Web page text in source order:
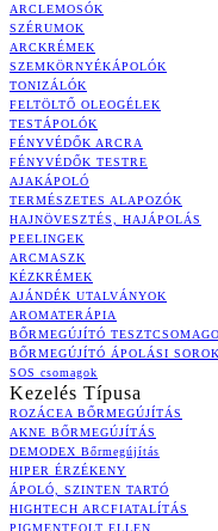
ARCLEMOSÓK
SZÉRUMOK
ARCKRÉMEK
SZEMKÖRNYÉKÁPOLÓK
TONIZÁLÓK
FELTÖLTŐ OLEOGÉLEK
TESTÁPOLÓK
FÉNYVÉDŐK ARCRA
FÉNYVÉDŐK TESTRE
AJAKÁPOLÓ
TERMÉSZETES ALAPOZÓK
HAJNÖVESZTÉS, HAJÁPOLÁS
PEELINGEK
ARCMASZK
KÉZKRÉMEK
AJÁNDÉK UTALVÁNYOK
AROMATERÁPIA
BŐRMEGÚJÍTÓ
BŐRMEGÚJÍTÓ ÁPOLÁSI
SOS csomagok
Kezelés Típusa
ROZÁCEA BŐRMEGÚJÍTÁS
AKNE BŐRMEGÚJÍTÁS
DEMODEX Bőrmegújítás
HIPER ÉRZÉKENY
ÁPOLÓ, SZINTEN TARTÓ
HIGHTECH ARCFIATALÍTÁS
PIGMENTFOLT ELLEN